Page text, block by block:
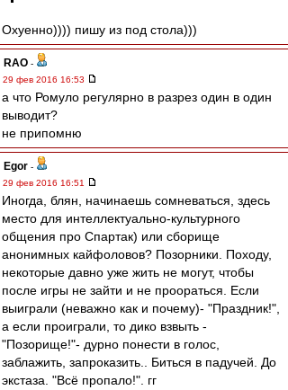
Охуенно)))) пишу из под стола)))
RAO -
29 фев 2016 16:53
а что Ромуло регулярно в разрез один в один
выводит?
не припомню
Egor -
29 фев 2016 16:51
Иногда, блян, начинаешь сомневаться, здесь
место для интеллектуально-культурного
общения про Спартак) или сборище
анонимных кайфоловов? Позорники. Походу,
некоторые давно уже жить не могут, чтобы
после игры не зайти и не проораться. Если
выиграли (неважно как и почему)- "Праздник!",
а если проиграли, то дико взвыть -
"Позорище!"- дурно понести в голос,
заблажить, запроказить.. Биться в падучей. До
экстаза. "Всё пропало!". гг